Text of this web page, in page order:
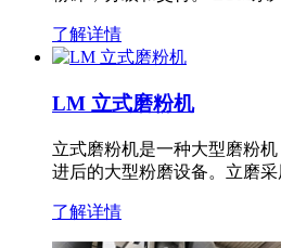
了解详情
LM 立式磨粉机
立式磨粉机是一种大型磨粉
进后的大型粉磨设备。立磨
了解详情